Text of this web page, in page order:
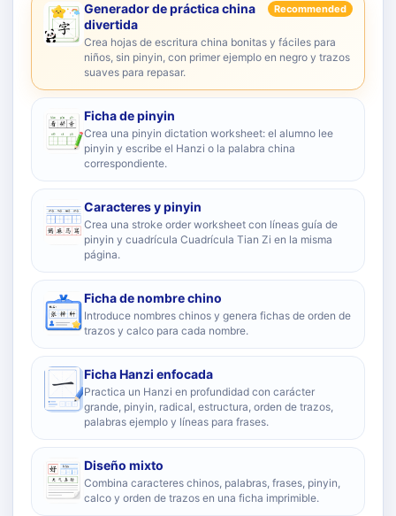
Generador de práctica china
divertida
Recommended
Crea hojas de escritura china bonitas y fáciles para
niños, sin pinyin, con primer ejemplo en negro y trazos
suaves para repasar.
Ficha de pinyin
Crea una pinyin dictation worksheet: el alumno lee
pinyin y escribe el Hanzi o la palabra china
correspondiente.
Caracteres y pinyin
Crea una stroke order worksheet con líneas guía de
pinyin y cuadrícula Cuadrícula Tian Zi en la misma
página.
Ficha de nombre chino
Introduce nombres chinos y genera fichas de orden de
trazos y calco para cada nombre.
Ficha Hanzi enfocada
Practica un Hanzi en profundidad con carácter
grande, pinyin, radical, estructura, orden de trazos,
palabras ejemplo y líneas para frases.
Diseño mixto
Combina caracteres chinos, palabras, frases, pinyin,
calco y orden de trazos en una ficha imprimible.